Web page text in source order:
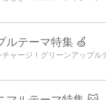
ルテーマ特集 🍏
ャージ！グリーンアップル